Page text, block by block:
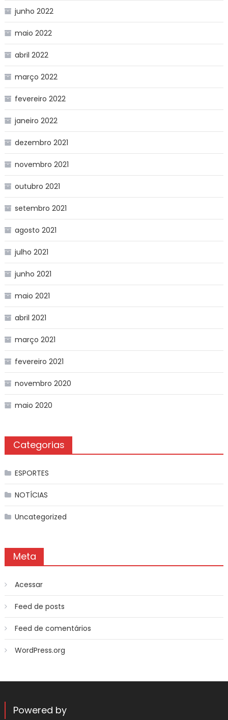
junho 2022
maio 2022
abril 2022
março 2022
fevereiro 2022
janeiro 2022
dezembro 2021
novembro 2021
outubro 2021
setembro 2021
agosto 2021
julho 2021
junho 2021
maio 2021
abril 2021
março 2021
fevereiro 2021
novembro 2020
maio 2020
Categorias
ESPORTES
NOTÍCIAS
Uncategorized
Meta
Acessar
Feed de posts
Feed de comentários
WordPress.org
Powered by